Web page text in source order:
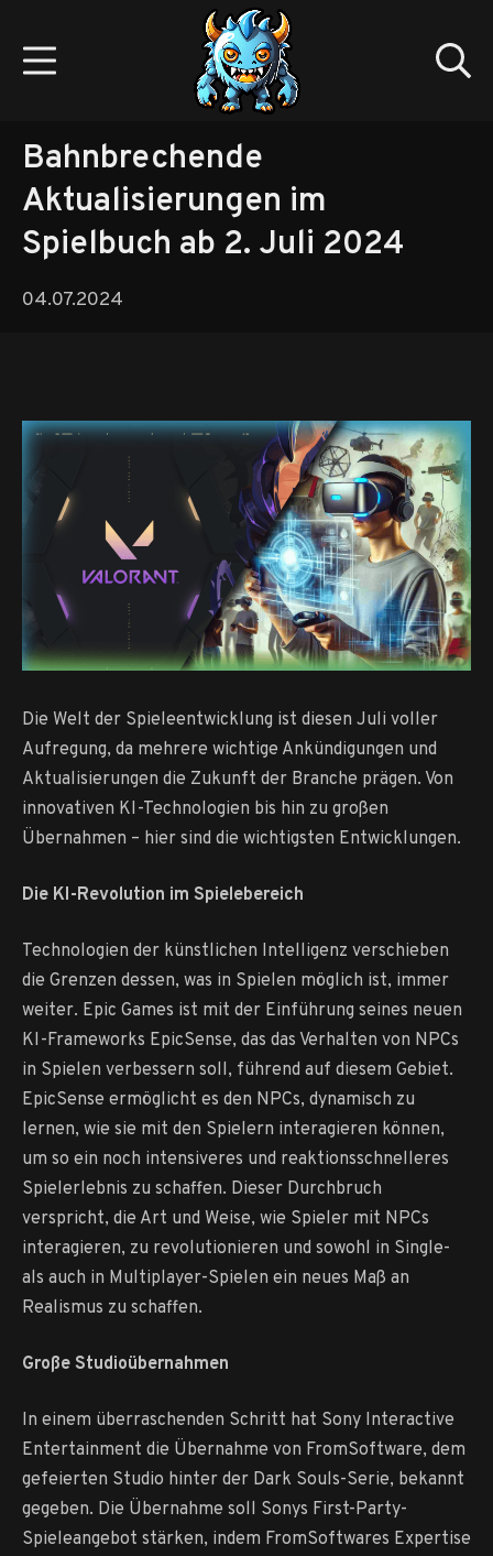
Inhalt
springen
Gamedev.monster
Bahnbrechende
Aktualisierungen im
Spielbuch ab 2. Juli 2024
04.07.2024
Die Welt der Spieleentwicklung ist diesen Juli voller
Aufregung, da mehrere wichtige Ankündigungen und
Aktualisierungen die Zukunft der Branche prägen. Von
innovativen KI-Technologien bis hin zu großen
Übernahmen – hier sind die wichtigsten Entwicklungen.
Die KI-Revolution im Spielebereich
Technologien der künstlichen Intelligenz verschieben
die Grenzen dessen, was in Spielen möglich ist, immer
weiter. Epic Games ist mit der Einführung seines neuen
KI-Frameworks EpicSense, das das Verhalten von NPCs
in Spielen verbessern soll, führend auf diesem Gebiet.
EpicSense ermöglicht es den NPCs, dynamisch zu
lernen, wie sie mit den Spielern interagieren können,
um so ein noch intensiveres und reaktionsschnelleres
Spielerlebnis zu schaffen. Dieser Durchbruch
verspricht, die Art und Weise, wie Spieler mit NPCs
interagieren, zu revolutionieren und sowohl in Single-
als auch in Multiplayer-Spielen ein neues Maß an
Realismus zu schaffen.
Große Studioübernahmen
In einem überraschenden Schritt hat Sony Interactive
Entertainment die Übernahme von FromSoftware, dem
gefeierten Studio hinter der Dark Souls-Serie, bekannt
gegeben. Die Übernahme soll Sonys First-Party-
Spieleangebot stärken, indem FromSoftwares Expertise